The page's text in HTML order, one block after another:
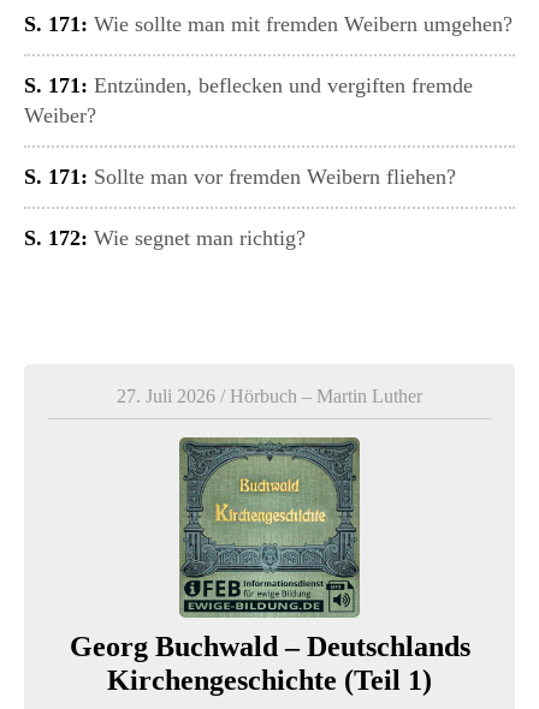
S. 171: Wie sollte man mit fremden Weibern umgehen?
S. 171: Entzünden, beflecken und vergiften fremde
Weiber?
S. 171: Sollte man vor fremden Weibern fliehen?
S. 172: Wie segnet man richtig?
Georg Buchwald – Deutschlands
Kirchengeschichte (Teil 1)
27. Juli 2026 / Hörbuch – Martin Luther